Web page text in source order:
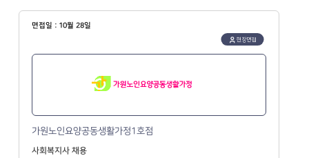
면접일 : 10월 28일
현장면접
가원노인요양공동생활가정1호점
사회복지사 채용